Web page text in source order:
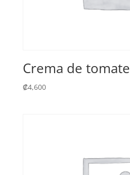
Crema de tomate
₡4,600